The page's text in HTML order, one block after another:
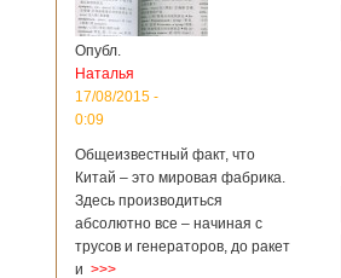
Опубл.
Наталья
17/08/2015 -
0:09
Общеизвестный факт, что
Китай – это мировая фабрика.
Здесь производиться
абсолютно все – начиная с
трусов и генераторов, до ракет
и >>>